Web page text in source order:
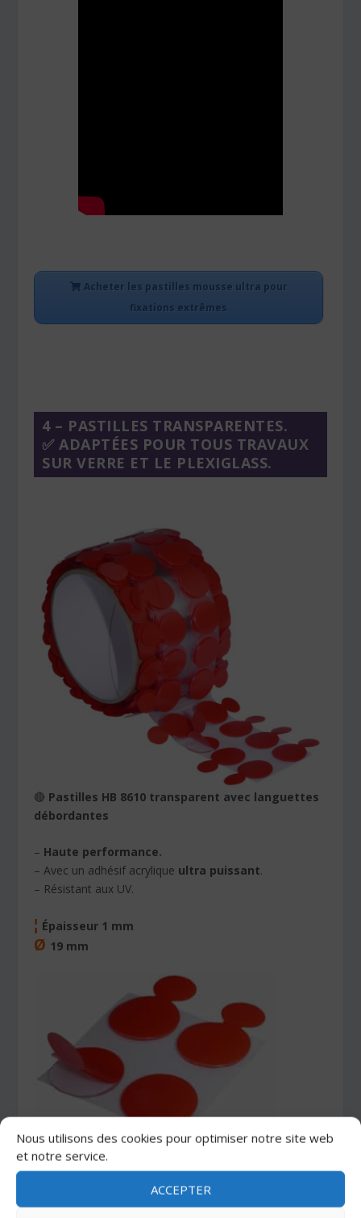
Nous utilisons des cookies pour optimiser notre site web
et notre service.
ACCEPTER
Acheter les pastilles mousse ultra pour
fixations extrêmes
4 – PASTILLES TRANSPARENTES.
✅ ADAPTÉES POUR TOUS TRAVAUX
SUR VERRE ET LE PLEXIGLASS.
🔴 Pastilles HB 8610 transparent avec languettes
débordantes
– Haute performance.
– Avec un adhésif acrylique ultra puissant.
– Résistant aux UV.
¦ Épaisseur 1 mm
Ø 19 mm